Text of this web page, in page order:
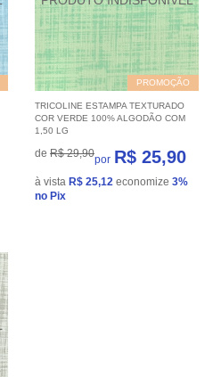
PROMOÇÃO
TRICOLINE ESTAMPA TEXTURADO
COR VERDE 100% ALGODÃO COM
1,50 LG
de R$ 29,90por R$ 25,90
à vista R$ 25,12 economize 3%
no Pix